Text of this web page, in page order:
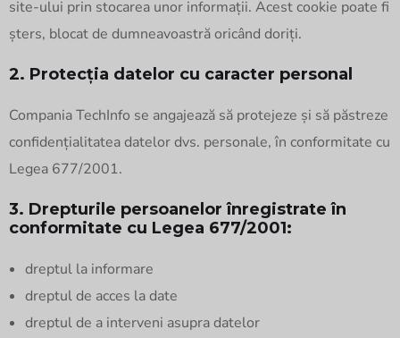
site-ului prin stocarea unor informații. Acest cookie poate fi
șters, blocat de dumneavoastră oricând doriți.
2. Protecția datelor cu caracter personal
Compania TechInfo se angajează să protejeze și să păstreze
confidențialitatea datelor dvs. personale, în conformitate cu
Legea 677/2001.
3. Drepturile persoanelor înregistrate în
conformitate cu Legea 677/2001:
dreptul la informare
dreptul de acces la date
dreptul de a interveni asupra datelor